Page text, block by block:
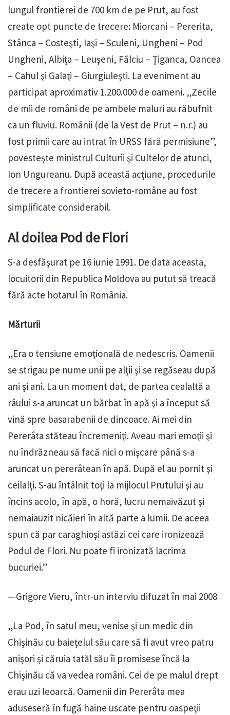
lungul frontierei de 700 km de pe Prut, au fost
create opt puncte de trecere: Miorcani – Pererita,
Stânca – Costeşti, Iaşi – Sculeni, Ungheni – Pod
Ungheni, Albiţa – Leuşeni, Fălciu – Ţiganca, Oancea
– Cahul şi Galaţi – Giurgiuleşti. La eveniment au
participat aproximativ 1.200.000 de oameni. „Zecile
de mii de români de pe ambele maluri au răbufnit
ca un fluviu. Românii (de la Vest de Prut – n.r.) au
fost primii care au intrat în URSS fără permisiune”,
povesteşte ministrul Culturii şi Cultelor de atunci,
Ion Ungureanu. După această acţiune, procedurile
de trecere a frontierei sovieto-române au fost
simplificate considerabil.
Al doilea Pod de Flori
S-a desfăşurat pe 16 iunie 1991. De data aceasta,
locuitorii din Republica Moldova au putut să treacă
fără acte hotarul în România.
Mărturii
„Era o tensiune emoţională de nedescris. Oamenii
se strigau pe nume unii pe alţii şi se regăseau după
ani şi ani. La un moment dat, de partea cealaltă a
râului s-a aruncat un bărbat în apă şi a început să
vină spre basarabenii de dincoace. Ai mei din
Pererâta stăteau încremeniţi. Aveau mari emoţii şi
nu îndrăzneau să facă nici o mişcare până s-a
aruncat un pererâtean în apă. După el au pornit şi
ceilalţi. S-au întâlnit toţi la mijlocul Prutului şi au
încins acolo, în apă, o horă, lucru nemaivăzut şi
nemaiauzit nicăieri în altă parte a lumii. De aceea
spun că par caraghioşi astăzi cei care ironizează
Podul de Flori. Nu poate fi ironizată lacrima
bucuriei.”
—Grigore Vieru, într-un interviu difuzat în mai 2008
„La Pod, în satul meu, venise şi un medic din
Chişinău cu baieţelul său care să fi avut vreo patru
anişori şi căruia tatăl său îi promisese încă la
Chişinău că va vedea români. Cei de pe malul drept
erau uzi leoarcă. Oamenii din Pererâta mea
aduseseră în fugă haine uscate pentru oaspeţii